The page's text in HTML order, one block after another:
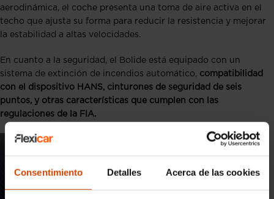
Consentimiento Detalles Acerca de las cookies
aerodinámica, el coche presenta una toma de aire activa en el
techo que ajusta su forma para reducir la resistencia y mejorar
la estabilidad a altas velocidades.
En cuanto a la seguridad, el Bolide está equipado con un
sistema de extinción de incendios automático, compatibilidad
con el dispositivo HANS, cinturones de seguridad de seis
puntos, y otras características que cumplen con las
regulaciones de la FIA.